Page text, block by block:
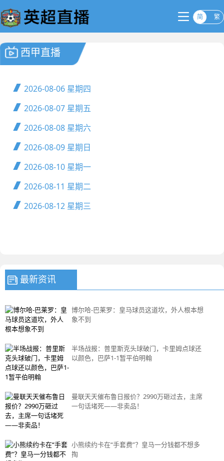
简 繁
西甲直播
2026-08-06 星期四
2026-08-07 星期五
2026-08-08 星期六
2026-08-09 星期日
2026-08-10 星期一
2026-08-11 星期二
2026-08-12 星期三
最新资讯
博尔哈-巴莱罗：皇马球员这道坎，外人根本想
象不到
半场战报：普里斯克头球破门，卡里姆点球还
以颜色，巴萨1-1暂平伯明翰
曼联天天催布鲁日报价？2990万砸过去，主席
一句话堵死——非卖品！
小熊续约卡在“手套费”？皇马一分钱都不想多
掏